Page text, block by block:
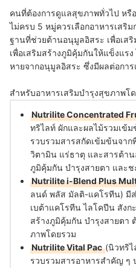
คนที่ต้องการดูแลสุขภาพทั่วไป หรื
ไม่ครบ 5 หมู่ควรเลือกอาหารเสริ
ฐานที่ช่วยต้านอนุมูลอิสระ เพื่อเส
เพื่อเสริมสร้างภูมิคุ้มกันให้แข็งแร
หายจากอนุมูลอิสระ ซึ่งมีผลต่อการ
สำหรับอาหารเสริมบำรุงสุขภาพโ
Nutrilite Concentrated
ทริไลท์ ผักและผลไม้รวมเข้
รวบรวมสารสกัดเข้มข้นจา
วิตามิน แร่ธาตุ และสารต้า
ภูมิคุ้มกัน บำรุงสายตา และช
Nutrilite i-Blend Plus
ลนด์ พลัส มัลติ-แคโรทีน)
เบต้าแคโรทีน ไลโคปีน สังก
สร้างภูมิคุ้มกัน บำรุงสายตา
ภาพโดยรวม
Nutrilite Vital Pac(นิวทริ
รวบรวมสารอาหารสำคัญ ๆ